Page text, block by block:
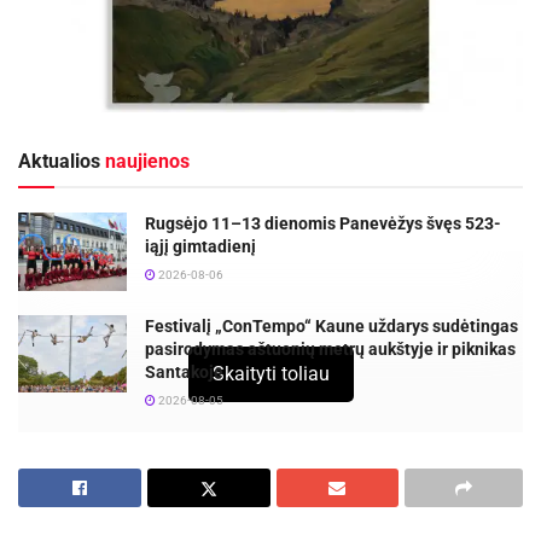
Aktualios naujienos
Rugsėjo 11–13 dienomis Panevėžys švęs 523-
iąjį gimtadienį
2026-08-06
Festivalį „ConTempo“ Kaune uždarys sudėtingas
pasirodymas aštuonių metrų aukštyje ir piknikas
Santakoje
2026-08-05
Balandžio 26 d.(antradienį)17 val.Gabrielės
Petkevičaitės-Bitės bibliotekoje (Respublikos g.
Skaityti toliau